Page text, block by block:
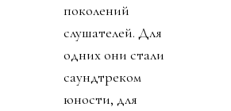
поколений
слушателей. Для
одних они стали
саундтреком
юности, для